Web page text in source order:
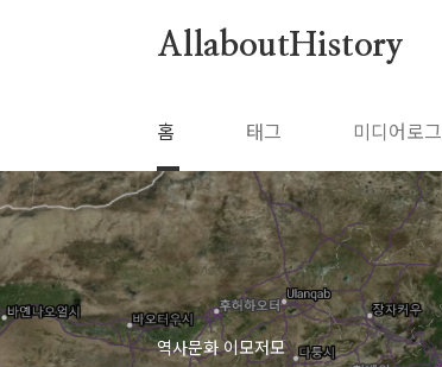
AllaboutHistory
홈 태그 미디어로그
역사문화 이모저모